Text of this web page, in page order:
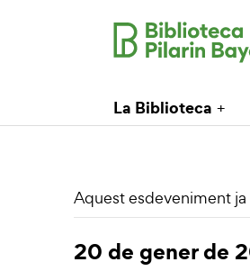
La Biblioteca
Aquest esdeveniment ja
20 de gener de